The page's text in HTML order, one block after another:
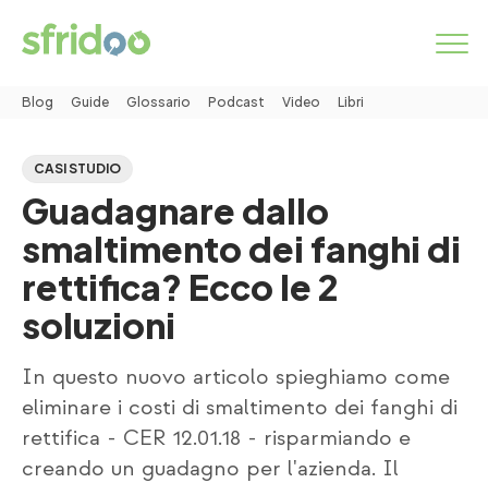
Categorie
Servizi
INSERISCI ANNUNCIO
Simbiosi industriale Chi siamo Lavora con noi
Blog Guide Glossario Podcast Video Libri
CASI STUDIO
Guadagnare dallo
smaltimento dei fanghi di
rettifica? Ecco le 2
soluzioni
In questo nuovo articolo spieghiamo come
eliminare i costi di smaltimento dei fanghi di
rettifica - CER 12.01.18 - risparmiando e
creando un guadagno per l'azienda. Il